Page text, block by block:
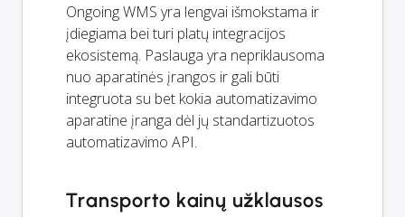
Ongoing WMS yra lengvai išmokstama ir
įdiegiama bei turi platų integracijos
ekosistemą. Paslauga yra nepriklausoma
nuo aparatinės įrangos ir gali būti
integruota su bet kokia automatizavimo
aparatine įranga dėl jų standartizuotos
automatizavimo API.
Transporto kainų užklausos